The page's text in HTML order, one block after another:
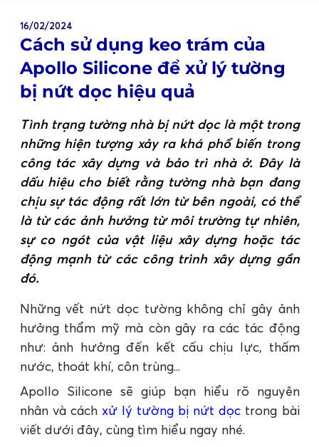
16/02/2024
Cách sử dụng keo trám của
Apollo Silicone để xử lý tường
bị nứt dọc hiệu quả
Tình trạng tường nhà bị nứt dọc là một trong
những hiện tượng xảy ra khá phổ biến trong
công tác xây dựng và bảo trì nhà ở. Đây là
dấu hiệu cho biết rằng tường nhà bạn đang
chịu sự tác động rất lớn từ bên ngoài, có thể
là từ các ảnh hưởng từ môi trường tự nhiên,
sự co ngót của vật liệu xây dựng hoặc tác
động mạnh từ các công trình xây dựng gần
đó.
Những vết nứt dọc tường không chỉ gây ảnh
hưởng thẩm mỹ mà còn gây ra các tác động
như: ảnh hưởng đến kết cấu chịu lực, thấm
nước, thoát khí, côn trùng...
Apollo Silicone sẽ giúp bạn hiểu rõ nguyên
nhân và cách xử lý tường bị nứt dọc trong bài
viết dưới đây, cùng tìm hiểu ngay nhé.